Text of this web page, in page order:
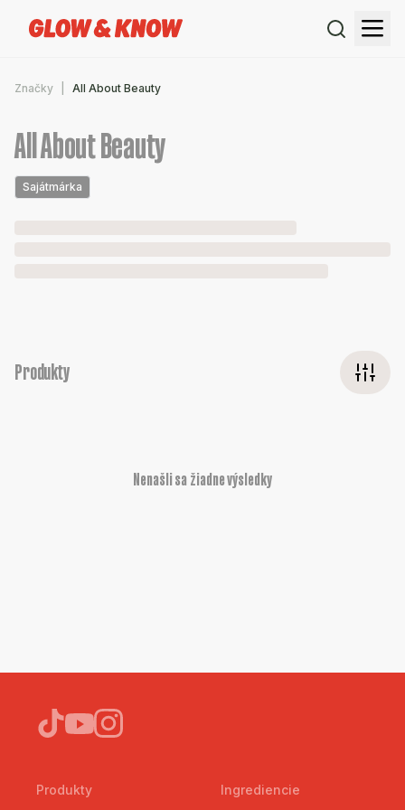
Značky All About Beauty
All About Beauty
Sajátmárka
Produkty
Nenašli sa žiadne výsledky
Produkty Ingrediencie